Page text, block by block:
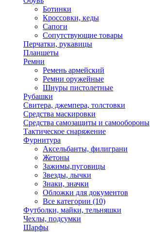
Ботинки
Кроссовки, кеды
Сапоги
Сопутствующие товары
Перчатки, рукавицы
Планшеты
Ремни
Ремень армейский
Ремни оружейные
Шнуры пистолетные
Рубашки
Свитера, джемпера, толстовки
Средства маскировки
Средства самозащиты и самообороны
Тактическое снаряжение
Фурнитура
Аксельбанты, филиграни
Жетоны
Зажимы,пуговицы
Звезды, лычки
Знаки, значки
Обложки для документов
Все категории (10)
Футболки, майки, тельняшки
Чехлы, подсумки
Шарфы